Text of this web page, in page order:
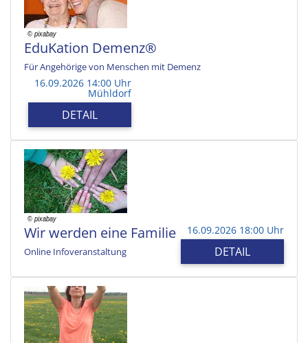
EduKation Demenz®
Für Angehörige von Menschen mit Demenz
16.09.2026 14:00 Uhr
Mühldorf
DETAIL
Wir werden eine Familie
Online Infoveranstaltung
16.09.2026 18:00 Uhr
DETAIL